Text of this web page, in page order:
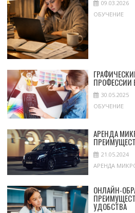
09.03.2026
ОБУЧЕНИЕ
ПРОФЕССИИ
30.05.2025
ОБУЧЕНИЕ
АРЕНДА
21.05.2024
АРЕНДА
ОНЛАЙН-
УДОБСТВА